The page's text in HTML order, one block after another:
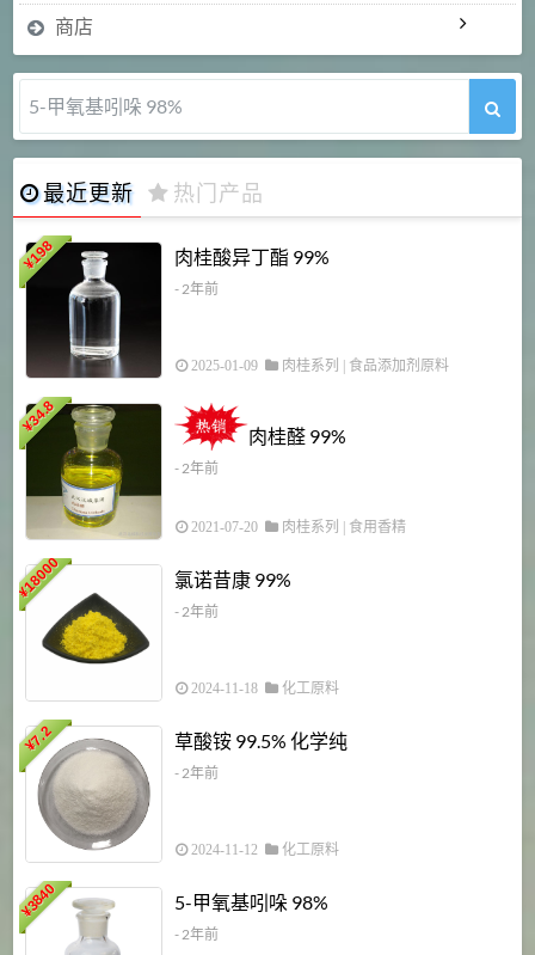
商店
5-甲氧基吲哚 98%
最近更新 热门产品
¥
198 肉桂酸异丁酯 99%
- 2年前
2025-01-09 肉桂系列 食品添加剂原料
¥
34.8
肉桂醛 99%
- 2年前
2021-07-20 肉桂系列 食用香精
¥
18000 氯诺昔康 99%
- 2年前
2024-11-18 化工原料
¥
7.2 草酸铵 99.5% 化学纯
- 2年前
2024-11-12 化工原料
¥
3840 5-甲氧基吲哚 98%
- 2年前